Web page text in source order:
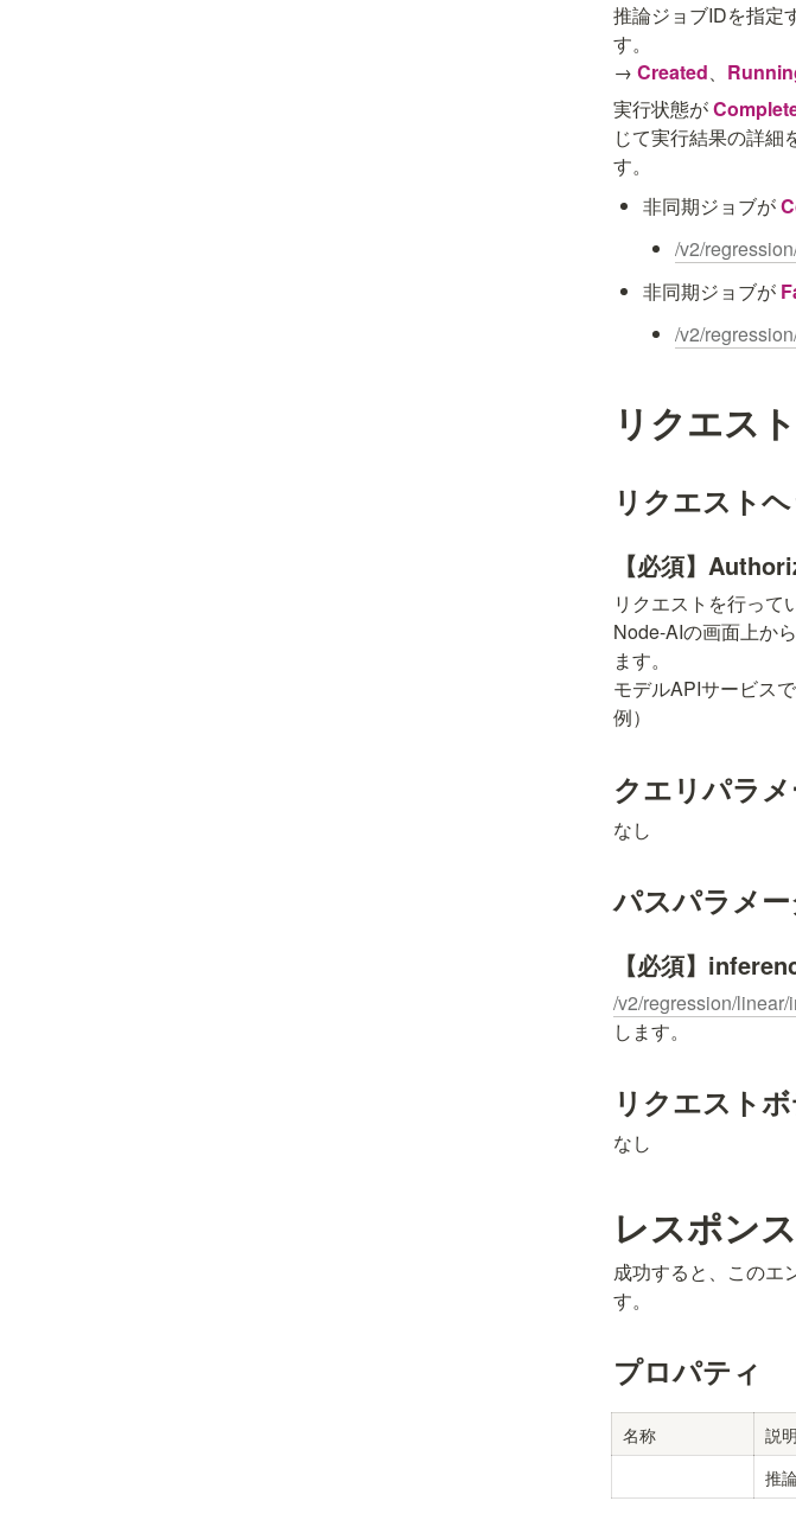
推論ジョブIDを指定
す。
→ Created、
実行状態が
じて実行結果の詳細
す。
非同期ジョブが
/v2/
非同期ジョブが
/v2/
リクエスト
リクエスト
【必須】
リクエストを行って
Node-AIの画面上か
ます。
モデルAPIサービス
例）
クエリパラメ
なし
パスパラメー
【必須】
/v2/regression/
します。
リクエスト
なし
レスポンス
成功すると、このエ
す。
プロパティ
名称
説明
推